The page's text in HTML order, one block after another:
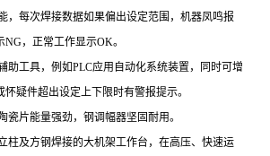
每次焊接数据如果偏出设定范围，机器凤鸣报
，正常工作显示OK。
工具，例如PLC应用自动化系统装置，同时可增
疑件超出设定上下限时有警报提示。
片能量强劲，钢调幅器坚固耐用。
及方钢焊接的大机架工作台，在高压、快速运